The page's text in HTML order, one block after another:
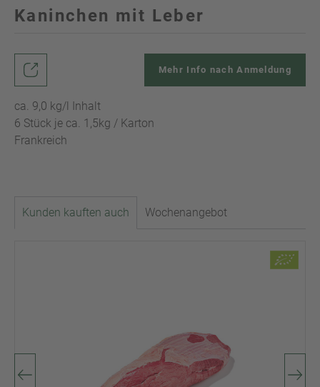
Kaninchen mit Leber
ca. 9,0 kg/l Inhalt
6 Stück je ca. 1,5kg / Karton
Frankreich
Mehr Info nach Anmeldung
Kunden kauften auch Wochenangebot